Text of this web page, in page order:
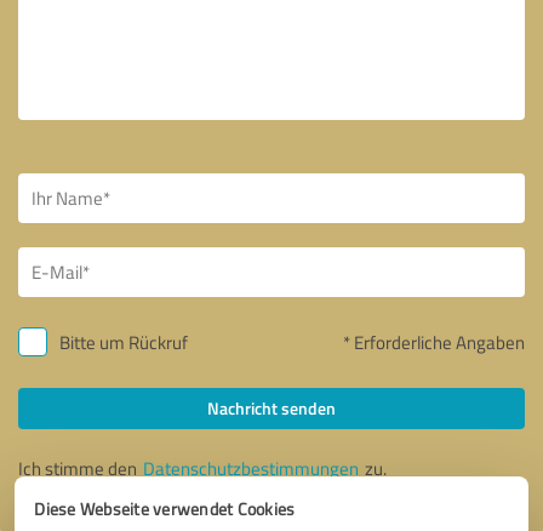
Diese Webseite verwendet Cookies
Bitte um Rückruf * Erforderliche Angaben
Nachricht senden
Ich stimme den Datenschutzbestimmungen zu.